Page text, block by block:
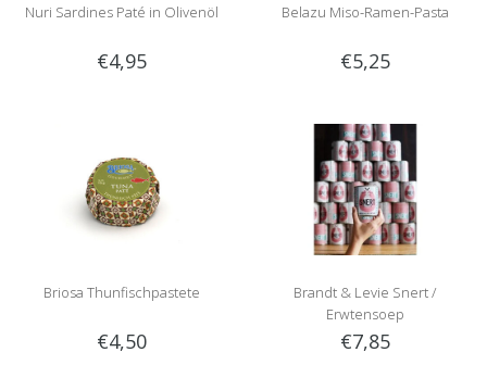
Nuri Sardines Paté in Olivenöl
€4,95
Belazu Miso-Ramen-Pasta
€5,25
Briosa Thunfischpastete
€4,50
Brandt & Levie Snert /
Erwtensoep
€7,85